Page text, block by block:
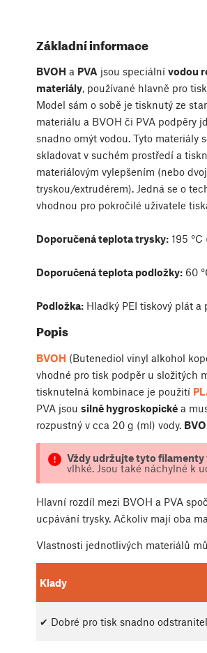
Základní informace
BVOH a PVA jsou speciální vodou
materiály, používané hlavně pro
Model sám o sobě je tisknutý ze
materiálu a BVOH či PVA podpěry
snadno omýt vodou. Tyto materiály
skladovat v suchém prostředí a
materiálovým vylepšením (nebo
tryskou/extrudérem). Jedná se o
vhodnou pro pokročilé uživatele
Doporučená teplota trysky: 195 °C
Doporučená teplota podložky: 60
Podložka: Hladký PEI tiskový plát
Popis
BVOH (Butenediol vinyl alkohol
vhodné pro tisk podpěr u složitých
tisknutelná kombinace je použití
PVA jsou silně hygroskopické a
rozpustný v cca 20 g (ml) vody.
Vždy udržujte tyto filamenty
vlhké. Jsou také náchylné k
Hlavní rozdíl mezi BVOH a PVA
ucpávání trysky. Ačkoliv mají oba
Vlastnosti jednotlivých materiálů
Klady
✔ Dobré pro tisk snadno